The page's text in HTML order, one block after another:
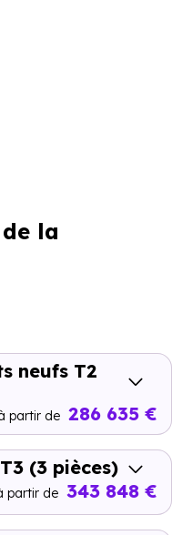
la
neufs T2
partir de 286 635 €
(3 pièces)
partir de 343 848 €